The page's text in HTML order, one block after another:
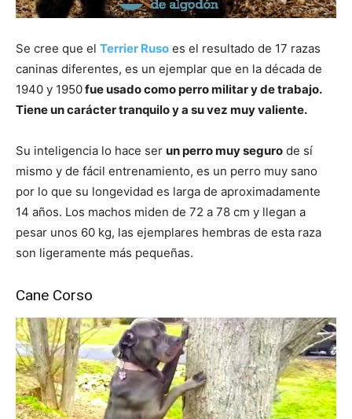
Se cree que el Terrier Ruso es el resultado de 17 razas
caninas diferentes, es un ejemplar que en la década de
1940 y 1950fue usado como perro militar y de trabajo.
Tiene un carácter tranquilo y a su vez muy valiente.
Su inteligencia lo hace ser un perro muy seguro de sí
mismo y de fácil entrenamiento, es un perro muy sano
por lo que su longevidad es larga de aproximadamente
14 años. Los machos miden de 72 a 78 cm y llegan a
pesar unos 60 kg, las ejemplares hembras de esta raza
son ligeramente más pequeñas.
Cane Corso